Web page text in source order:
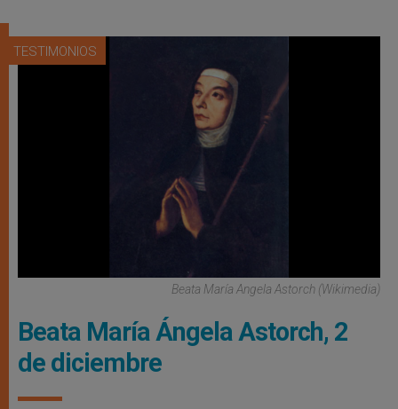
TESTIMONIOS
Beata María Angela Astorch (Wikimedia)
Beata María Ángela Astorch, 2
de diciembre